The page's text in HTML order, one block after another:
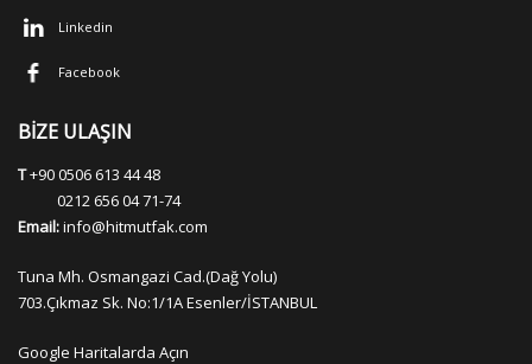
Linkedin
Facebook
BİZE ULAŞIN
T+90 0506 613 44 48
0212 656 04 71-74
Email:info@hitmutfak.com
Tuna Mh. Osmangazi Cad.(Dağ Yolu)
703.Çıkmaz Sk. No:1/1A Esenler/İSTANBUL
Google Haritalarda Açın